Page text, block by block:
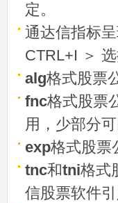
定。
通达信指标
CTRL+I ＞
alg格式股票
fnc格式股票
用，少部分
exp格式股票
tnc和tni格式
信股票软件引